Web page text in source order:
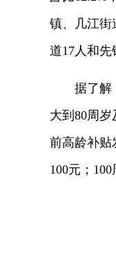
镇、几江街
道17人和先
据了解
大到80周
前高龄补贴
100元；